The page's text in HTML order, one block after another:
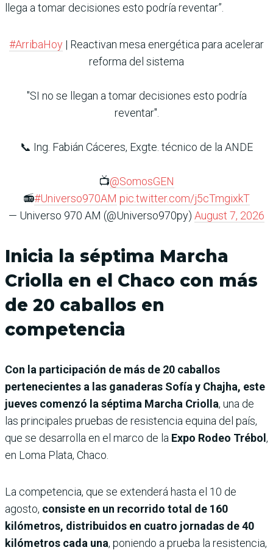
llega a tomar decisiones esto podría reventar”.
#ArribaHoy | Reactivan mesa energética para acelerar
reforma del sistema
"SI no se llegan a tomar decisiones esto podría
reventar".
📞 Ing. Fabián Cáceres, Exgte. técnico de la ANDE
📺@SomosGEN
📻#Universo970AM pic.twitter.com/j5cTmgixkT
— Universo 970 AM (@Universo970py) August 7, 2026
Inicia la séptima Marcha
Criolla en el Chaco con más
de 20 caballos en
competencia
Con la participación de más de 20 caballos
pertenecientes a las ganaderas Sofía y Chajha, este
jueves comenzó la séptima Marcha Criolla, una de
las principales pruebas de resistencia equina del país,
que se desarrolla en el marco de la Expo Rodeo Trébol ,
en Loma Plata, Chaco.
La competencia, que se extenderá hasta el 10 de
agosto, consiste en un recorrido total de 160
kilómetros, distribuidos en cuatro jornadas de 40
kilómetros cada una, poniendo a prueba la resistencia,